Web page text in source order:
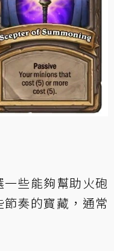
些能夠幫助火砲
奏的寳藏，通常